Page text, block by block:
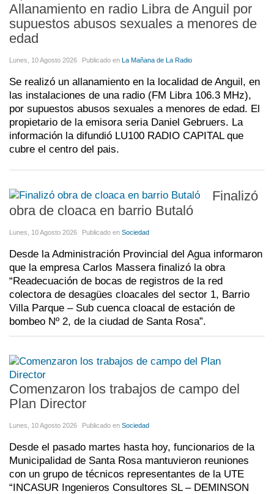
Allanamiento en radio Libra de Anguil por
supuestos abusos sexuales a menores de
edad
Lunes, 10 Agosto 2026 Publicado en La Mañana de La Radio
Se realizó un allanamiento en la localidad de Anguil, en
las instalaciones de una radio (FM Libra 106.3 MHz),
por supuestos abusos sexuales a menores de edad. El
propietario de la emisora seria Daniel Gebruers. La
información la difundió LU100 RADIO CAPITAL que
cubre el centro del pais.
Finalizó
obra de cloaca en barrio Butaló
Lunes, 10 Agosto 2026 Publicado en Sociedad
Desde la Administración Provincial del Agua informaron
que la empresa Carlos Massera finalizó la obra
“Readecuación de bocas de registros de la red
colectora de desagües cloacales del sector 1, Barrio
Villa Parque – Sub cuenca cloacal de estación de
bombeo Nº 2, de la ciudad de Santa Rosa”.
Comenzaron los trabajos de campo del
Plan Director
Lunes, 10 Agosto 2026 Publicado en Sociedad
Desde el pasado martes hasta hoy, funcionarios de la
Municipalidad de Santa Rosa mantuvieron reuniones
con un grupo de técnicos representantes de la UTE
“INCASUR Ingenieros Consultores SL – DEMINSON